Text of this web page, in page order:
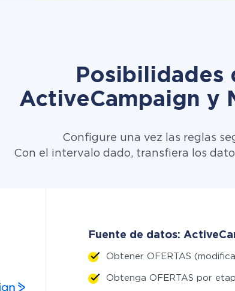
Posibilidades
ActiveCampaign y
Configure una vez las reglas
Con el intervalo dado, transfiera los
Fuente de datos:
Obtener OFERTAS
Obtenga OFERTAS por